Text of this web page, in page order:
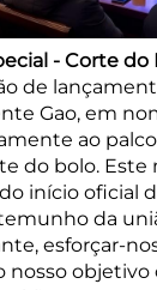
- Corte do
de
Gao, em
ao palco
do bolo.
início oficial
da
esforçar-
nosso objetivo